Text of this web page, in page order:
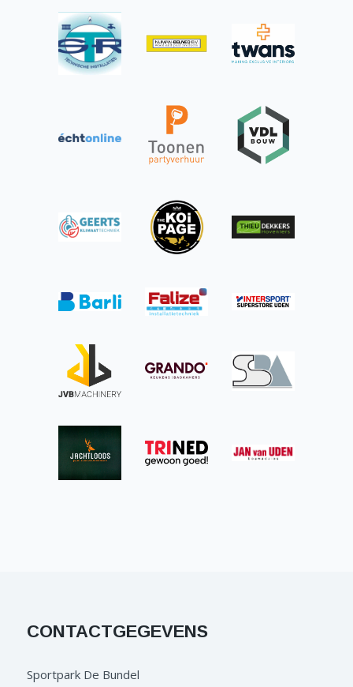
CONTACTGEGEVENS
Sportpark De Bundel